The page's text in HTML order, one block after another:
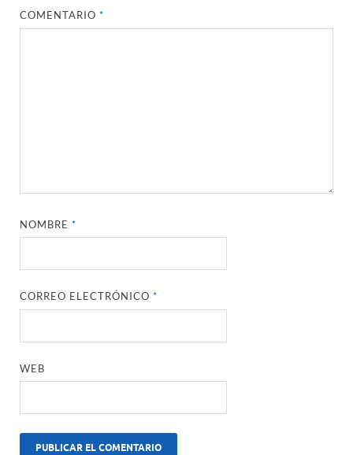
COMENTARIO*
NOMBRE*
CORREO ELECTRÓNICO*
WEB